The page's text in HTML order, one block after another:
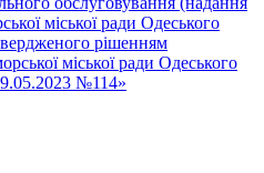
міської ради Одеського
рішенням
міської ради Одеського
№114»